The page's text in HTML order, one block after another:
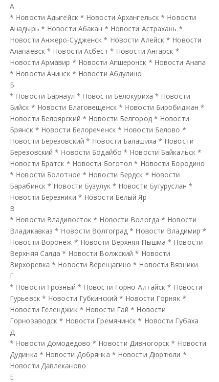
А
* Новости Адыгейск * Новости Архангельск * Новости
Анадырь * Новости Абакан * Новости Астрахань *
Новости Анжеро-Судженск * Новости Алейск * Новости
Алапаевск * Новости Асбест * Новости Ангарск *
Новости Армавир * Новости Апшеронск * Новости Анапа
* Новости Ачинск * Новости Абдулино
Б
* Новости Барнаул * Новости Белокуриха * Новости
Бийск * Новости Благовещенск * Новости Биробиджан *
Новости Белоярский * Новости Белгород * Новости
Брянск * Новости Белореченск * Новости Белово *
Новости Берёзовский * Новости Балашиха * Новости
Березовский * Новости Бодайбо * Новости Байкальск *
Новости Братск * Новости Боготол * Новости Бородино
* Новости Болотное * Новости Бердск * Новости
Барабинск * Новости Бузулук * Новости Бугуруслан *
Новости Березники * Новости Белый Яр
В
* Новости Владивосток * Новости Вологда * Новости
Владикавказ * Новости Волгоград * Новости Владимир *
Новости Воронеж * Новости Верхняя Пышма * Новости
Верхняя Салда * Новости Волжский * Новости
Вирхоревка * Новости Верещагино * Новости Вязники
Г
* Новости Грозный * Новости Горно-Алтайск * Новости
Гурьевск * Новости Губкинский * Новости Горняк *
Новости Геленджик * Новости Гай * Новости
Горнозаводск * Новости Гремячинск * Новости Губаха
Д
* Новости Домодедово * Новости Дивногорск * Новости
Дудинка * Новости Добрянка * Новости Дюртюли *
Новости Давлеканово
Е